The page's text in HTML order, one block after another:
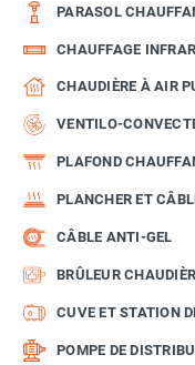
PARASOL
CHAUFFAGE
CHAUDIÈRE À AIR
VENTILO-
PLAFOND
PLANCHER ET
CÂBLE ANTI-GEL
BRÛLEUR
CUVE ET STATION
POMPE DE